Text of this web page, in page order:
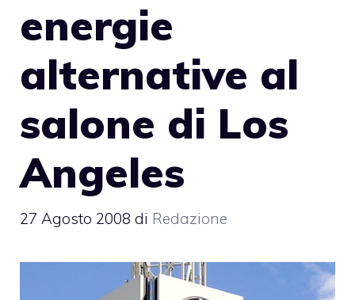
energie
alternative al
salone di Los
Angeles
27 Agosto 2008 di Redazione